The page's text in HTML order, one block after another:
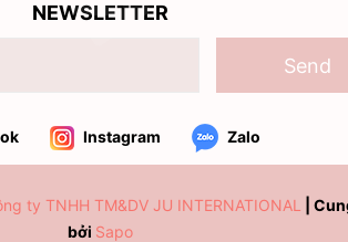
NEWSLETTER
Send
Instagram Zalo
ty TNHH TM&DV JU INTERNATIONAL
bởi Sapo